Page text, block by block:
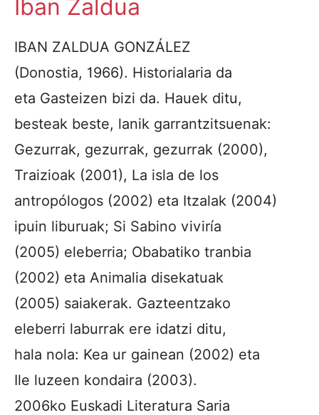
Iban Zaldua
IBAN ZALDUA GONZÁLEZ
(Donostia, 1966). Historialaria da
eta Gasteizen bizi da. Hauek ditu,
besteak beste, lanik garrantzitsuenak:
Gezurrak, gezurrak, gezurrak (2000),
Traizioak (2001), La isla de los
antropólogos (2002) eta Itzalak (2004)
ipuin liburuak; Si Sabino viviría
(2005) eleberria; Obabatiko tranbia
(2002) eta Animalia disekatuak
(2005) saiakerak. Gazteentzako
eleberri laburrak ere idatzi ditu,
hala nola: Kea ur gainean (2002) eta
Ile luzeen kondaira (2003).
2006ko Euskadi Literatura Saria